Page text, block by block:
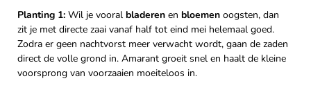
Planting 1: Wil je vooral bladeren en bloemen oogsten, dan
zit je met directe zaai vanaf half tot eind mei helemaal goed.
Zodra er geen nachtvorst meer verwacht wordt, gaan de zaden
direct de volle grond in. Amarant groeit snel en haalt de kleine
voorsprong van voorzaaien moeiteloos in.